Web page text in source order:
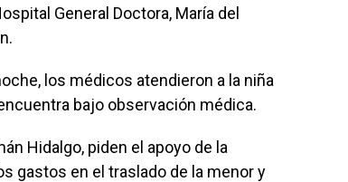
General Doctora, María del
los médicos atendieron a la niña
bajo observación médica.
Hidalgo, piden el apoyo de la
gastos en el traslado de la menor y